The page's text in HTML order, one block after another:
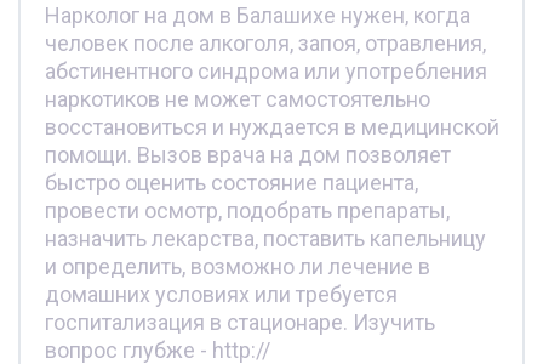
Нарколог на дом в Балашихе нужен, когда
человек после алкоголя, запоя, отравления,
абстинентного синдрома или употребления
наркотиков не может самостоятельно
восстановиться и нуждается в медицинской
помощи. Вызов врача на дом позволяет
быстро оценить состояние пациента,
провести осмотр, подобрать препараты,
назначить лекарства, поставить капельницу
и определить, возможно ли лечение в
домашних условиях или требуется
госпитализация в стационаре. Изучить
вопрос глубже - http://